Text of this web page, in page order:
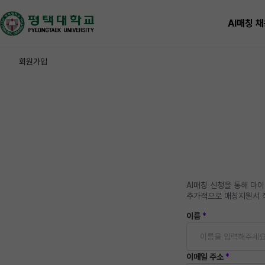
AI매칭
회원가입
AI매칭 신청을 통해 마
추가적으로 매칭지원서
이름 *
이메일 주소 *